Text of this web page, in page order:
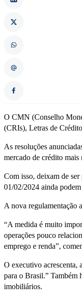
O CMN (Conselho
(CRIs), Letras de
As resoluções
mercado de crédito mais
Com isso, deixam de ser
01/02/2024 ainda
A nova regulamentação
“A medida é muito
operações pouco
emprego e renda”,
O executivo acrescenta,
para o Brasil.” Também
imobiliários.